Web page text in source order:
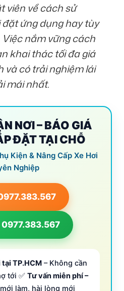
viên về cách sử
đặt ứng dụng hay tùy
Việc nắm vững cách
khai thác tối đa giá
và có trải nghiệm lái
mái nhất.
NƠI – BÁO GIÁ
ĐẶT TẠI CHỖ
Kiện & Nâng Cấp Xe Hơi
Nghiệp
0977.383.567
tại TP.HCM – Không cần
tới ✅ Tư vấn miễn phí –
làm, hài lòng mới